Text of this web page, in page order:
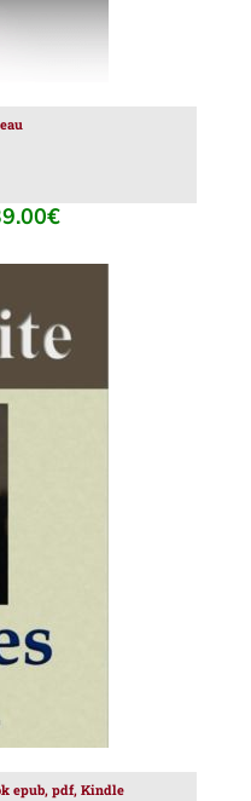
€Plage
prix :
à
39.00€
epub, pdf, Kindle